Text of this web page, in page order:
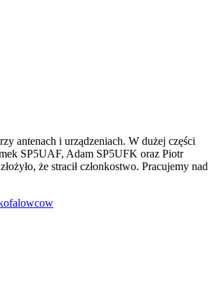
antenach i urządzeniach. W dużej części
SP5UAF, Adam SP5UFK oraz Piotr
że stracił członkostwo. Pracujemy nad